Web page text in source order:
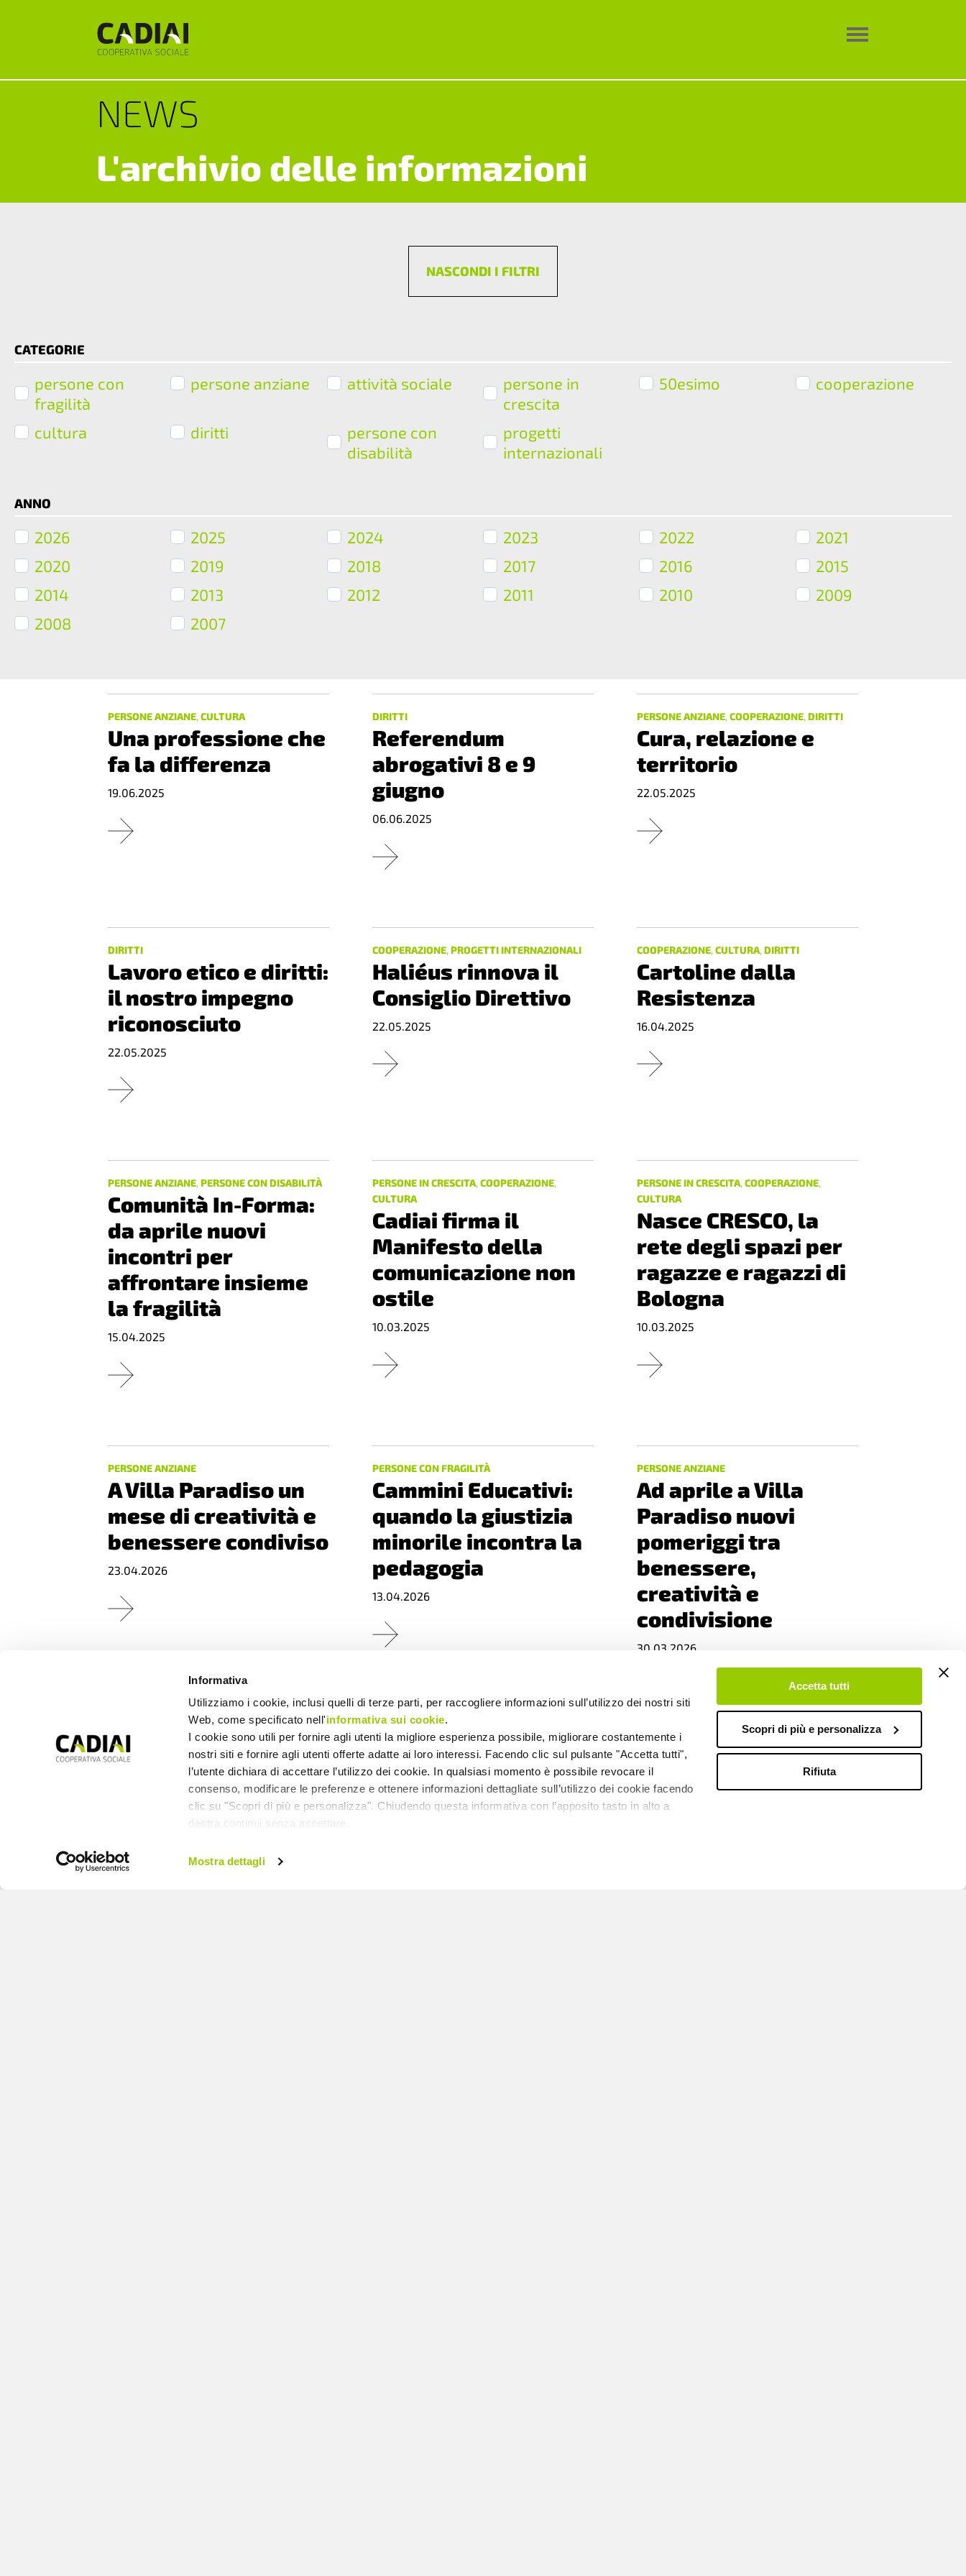
Informativa
Utilizziamo i cookie, inclusi quelli di terze parti, per raccogliere informazioni sull’utilizzo dei nostri siti
Web, come specificato nell'informativa sui cookie.
I cookie sono utili per fornire agli utenti la migliore esperienza possibile, migliorare costantemente i
nostri siti e fornire agli utenti offerte adatte ai loro interessi. Facendo clic sul pulsante "Accetta tutti",
l’utente dichiara di accettare l’utilizzo dei cookie. In qualsiasi momento è possibile revocare il
consenso, modificare le preferenze e ottenere informazioni dettagliate sull’utilizzo dei cookie facendo
clic su "Scopri di più e personalizza". Chiudendo questa informativa con l’apposito tasto in alto a
destra continui senza accettare.
Mostra dettagli
Accetta tutti
Scopri di più e personalizza
Rifiuta
NEWS
L'archivio delle informazioni
CATEGORIE
persone con
fragilità
persone anziane attività sociale
persone in
crescita
50esimo cooperazione
cultura diritti
persone con
disabilità
progetti
internazionali
ANNO
2026 2025 2024 2023 2022
2021
2020
2019 2018 2017 2016
2015
2014
2013 2012 2011 2010
2009
2008
2007
PERSONE ANZIANE,CULTURA
Una professione che
fa la differenza
19.06.2025
DIRITTI
Referendum
abrogativi 8 e 9
giugno
06.06.2025
PERSONE ANZIANE,COOPERAZIONE,DIRITTI
Cura, relazione e
territorio
22.05.2025
DIRITTI
Lavoro etico e diritti:
il nostro impegno
riconosciuto
22.05.2025
COOPERAZIONE,PROGETTI INTERNAZIONALI
Haliéus rinnova il
Consiglio Direttivo
22.05.2025
COOPERAZIONE,CULTURA,DIRITTI
Cartoline dalla
Resistenza
16.04.2025
PERSONE ANZIANE,PERSONE CON DISABILITÀ
Comunità In-Forma:
da aprile nuovi
incontri per
affrontare insieme
la fragilità
15.04.2025
PERSONE IN CRESCITA,COOPERAZIONE,
CULTURA
Cadiai firma il
Manifesto della
comunicazione non
ostile
10.03.2025
PERSONE IN CRESCITA,COOPERAZIONE,
CULTURA
Nasce CRESCO, la
rete degli spazi per
ragazze e ragazzi di
Bologna
10.03.2025
PERSONE ANZIANE
A Villa Paradiso un
mese di creatività e
benessere condiviso
23.04.2026
PERSONE CON FRAGILITÀ
Cammini Educativi:
quando la giustizia
minorile incontra la
pedagogia
13.04.2026
PERSONE ANZIANE
Ad aprile a Villa
Paradiso nuovi
pomeriggi tra
benessere,
creatività e
condivisione
30.03.2026
PERSONE IN CRESCITA,CULTURA,PERSONE
Servizio Civile
un’opportunità di
PERSONE ANZIANE
Marzo a Villa
PERSONE IN CRESCITA
Costruire la